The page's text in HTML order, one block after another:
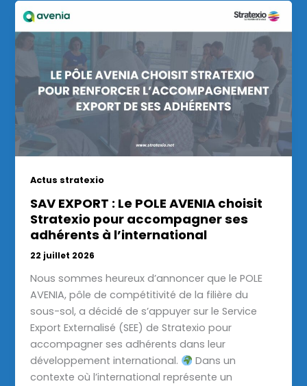
Actus stratexio
SAV EXPORT : Le POLE AVENIA choisit
Stratexio pour accompagner ses
adhérents à l’international
22 juillet 2026
Nous sommes heureux d’annoncer que le POLE
AVENIA, pôle de compétitivité de la filière du
sous-sol, a décidé de s’appuyer sur le Service
Export Externalisé (SEE) de Stratexio pour
accompagner ses adhérents dans leur
développement international.
Dans un
contexte où l’international représente un